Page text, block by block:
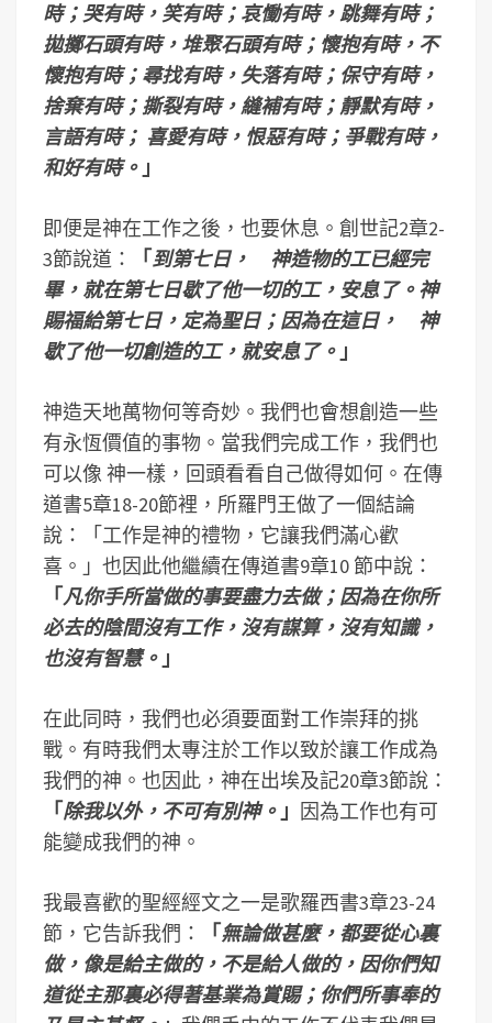
時；哭有時，笑有時；哀慟有時，跳舞有時；
拋擲石頭有時，堆聚石頭有時；懷抱有時，不
懷抱有時；尋找有時，失落有時；保守有時，
捨棄有時；撕裂有時，縫補有時；靜默有時，
言語有時； 喜愛有時，恨惡有時；爭戰有時，
和好有時。 」
即便是神在工作之後，也要休息。創世記2章2-
3節說道：
「到第七日， 神造物的工已經完
畢，就在第七日歇了他一切的工，安息了。神
賜福給第七日，定為聖日；因為在這日， 神
歇了他一切創造的工，就安息了。 」
神造天地萬物何等奇妙。我們也會想創造一些
有永恆價值的事物。當我們完成工作，我們也
可以像 神一樣，回頭看看自己做得如何。在傳
道書5章18-20節裡，所羅門王做了一個結論
說：「工作是神的禮物，它讓我們滿心歡
喜。」也因此他繼續在傳道書9章10 節中說：
「凡你手所當做的事要盡力去做；因為在你所
必去的陰間沒有工作，沒有謀算，沒有知識，
也沒有智慧。 」
在此同時，我們也必須要面對工作崇拜的挑
戰。有時我們太專注於工作以致於讓工作成為
我們的神。也因此，神在出埃及記20章3節說：
「除我以外，不可有別神。 」 因為工作也有可
能變成我們的神。
我最喜歡的聖經經文之一是歌羅西書3章23-24
節，它告訴我們：
「無論做甚麼，都要從心裏
做，像是給主做的，不是給人做的，因你們知
道從主那裏必得著基業為賞賜；你們所事奉的